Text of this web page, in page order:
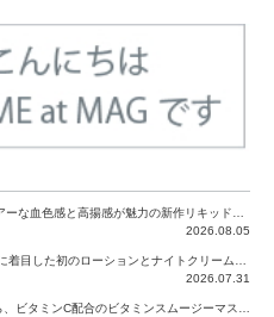
2026.08.05
2026.07.31